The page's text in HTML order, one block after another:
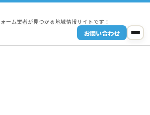
ーム業者が見つかる地域情報サイトです！
お問い合わせ